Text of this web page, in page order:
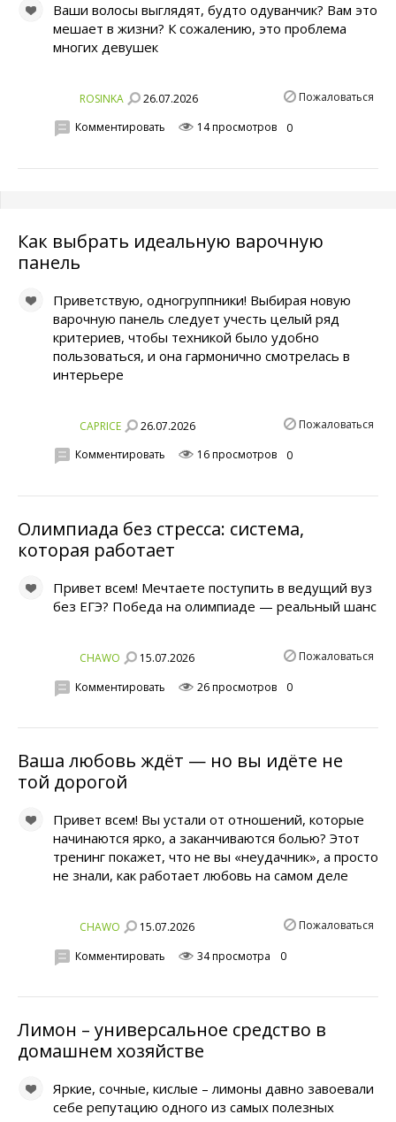
Ваши волосы выглядят, будто одуванчик? Вам это
мешает в жизни? К сожалению, это проблема
многих девушек
ROSINKA 26.07.2026 Пожаловаться
Комментировать 14 просмотров 0
Как выбрать идеальную варочную
панель
Приветствую, одногруппники! Выбирая новую
варочную панель следует учесть целый ряд
критериев, чтобы техникой было удобно
пользоваться, и она гармонично смотрелась в
интерьере
CAPRICE 26.07.2026 Пожаловаться
Комментировать 16 просмотров 0
Олимпиада без стресса: система,
которая работает
Привет всем! Мечтаете поступить в ведущий вуз
без ЕГЭ? Победа на олимпиаде — реальный шанс
CHAWO 15.07.2026 Пожаловаться
Комментировать 26 просмотров 0
Ваша любовь ждёт — но вы идёте не
той дорогой
Привет всем! Вы устали от отношений, которые
начинаются ярко, а заканчиваются болью? Этот
тренинг покажет, что не вы «неудачник», а просто
не знали, как работает любовь на самом деле
CHAWO 15.07.2026 Пожаловаться
Комментировать 34 просмотра 0
Лимон – универсальное средство в
домашнем хозяйстве
Яркие, сочные, кислые – лимоны давно завоевали
себе репутацию одного из самых полезных